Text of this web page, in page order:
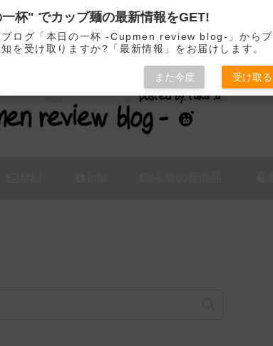
の新商品をレビュー / アレンジするブログ
杯" でカップ麺の最新情報をGET!
ブログ「本日の一杯 -Cupmen review blog-」からプ
を受け取りますか?「最新情報」をお届けします。
また今度 受け取る